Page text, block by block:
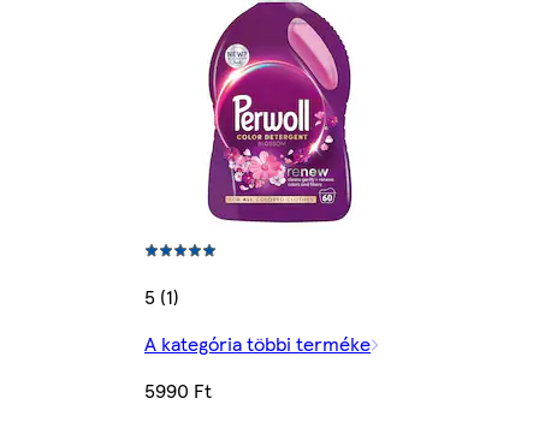
5 (1)
A kategória többi terméke
5990 Ft